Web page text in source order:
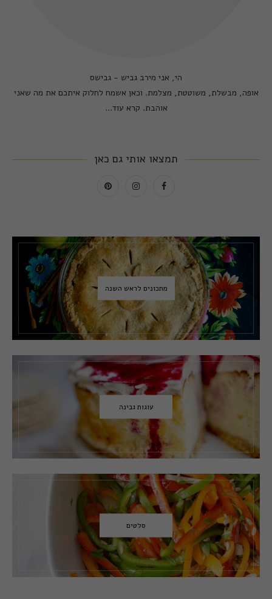
הי, אני מירב גביש - גבישס
אופה, מבשלת, משוטטת, מצלמת. וכאן אשמח לחלוק איתכם את מה שאני
אוהבת. קרא עוד...
תמצאו אותי גם כאן
מתכונים לראש השנה
עוגות גבינה
סלטים